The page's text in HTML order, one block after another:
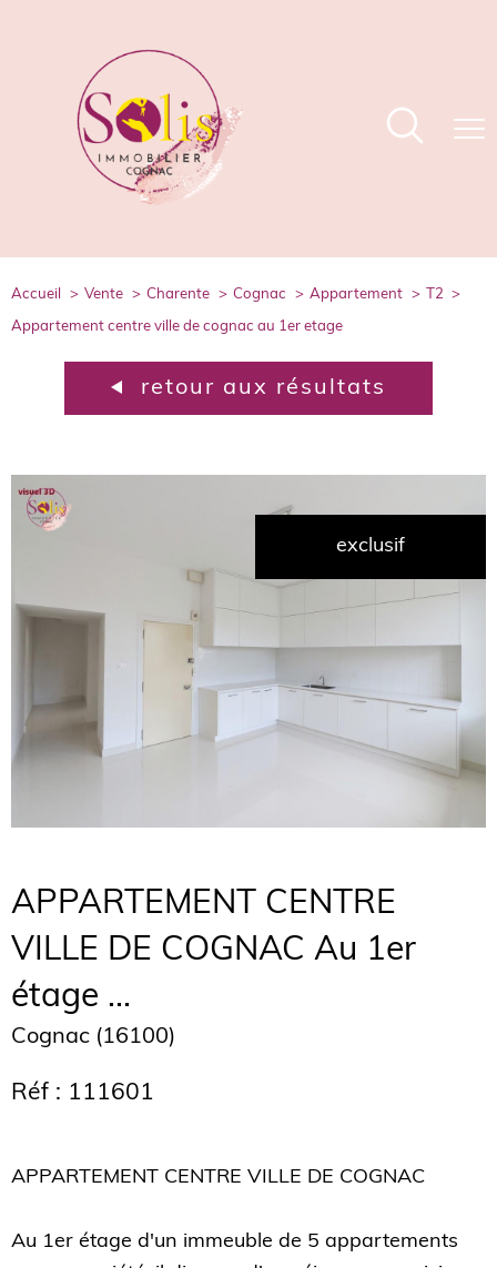
accueil vente charente cognac appartement t2
appartement centre ville de cognac au 1er etage
retour aux résultats
exclusif
APPARTEMENT CENTRE
VILLE DE COGNAC Au 1er
étage ...
Cognac (16100)
Réf : 111601
APPARTEMENT CENTRE VILLE DE COGNAC
Au 1er étage d'un immeuble de 5 appartements